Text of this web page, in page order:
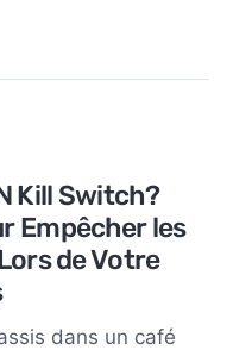
Kill Switch?
Empêcher les
de Votre
dans un café